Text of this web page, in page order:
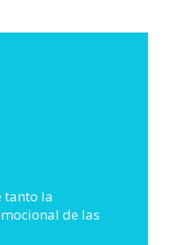
tanto la
de las